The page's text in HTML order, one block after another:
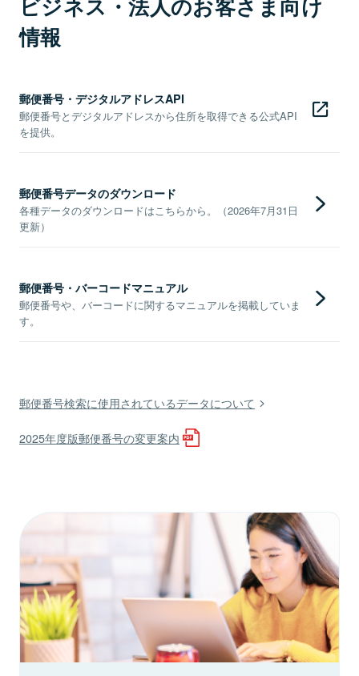
ビジネス・法人のお客さま向け
情報
郵便番号・デジタルアドレスAPI
郵便番号とデジタルアドレスから住所を取得できる公式API
を提供。
郵便番号データのダウンロード
各種データのダウンロードはこちらから。（2026年7月31日
更新）
郵便番号・バーコードマニュアル
郵便番号や、バーコードに関するマニュアルを掲載していま
す。
郵便番号検索に使用されているデータについて
2025年度版郵便番号の変更案内